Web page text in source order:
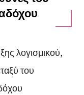
λογισμικού,
του